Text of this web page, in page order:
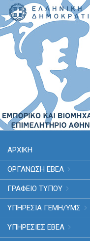
ΑΡΧΙΚΗ
ΟΡΓΑΝΩΣΗ ΕΒΕΑ
ΓΡΑΦΕΙΟ ΤΥΠΟΥ
ΥΠΗΡΕΣΊΑ ΓΕΜΗ/ΥΜΣ
ΥΠΗΡΕΣΙΕΣ ΕΒΕΑ